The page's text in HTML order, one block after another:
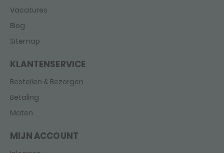
Vacatures
Blog
Sitemap
KLANTENSERVICE
Bestellen & Bezorgen
Betaling
Maten
MIJN ACCOUNT